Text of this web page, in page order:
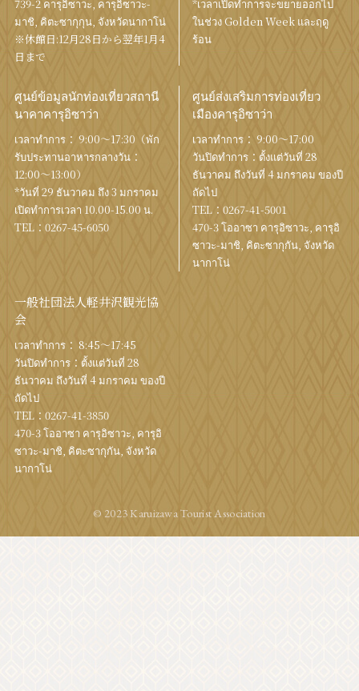
739-2 คารุอิซาวะ, คารุอิซาวะ-
มาชิ, คิตะซากุกุน, จังหวัดนากาโน่
※休館日:12月28日から翌年1月4
日まで
*เวลาเปิดทำการจะขยายออกไป
ในช่วง Golden Week และฤดู
ร้อน
ศูนย์ข้อมูลนักท่องเที่ยวสถานี
นาคาคารุอิซาว่า
เวลาทำการ： 9:00〜17:30（พัก
รับประทานอาหารกลางวัน：
12:00〜13:00）
*วันที่ 29 ธันวาคม ถึง 3 มกราคม
เปิดทำการเวลา 10.00-15.00 น.
TEL： 0267-45-6050
ศูนย์ส่งเสริมการท่องเที่ยว
เมืองคารุอิซาว่า
เวลาทำการ： 9:00〜17:00
วันปิดทำการ：ตั้งแต่วันที่ 28
ธันวาคม ถึงวันที่ 4 มกราคม ของปี
ถัดไป
TEL： 0267-41-5001
470-3 โออาซา คารุอิซาวะ, คารุอิ
ซาวะ-มาชิ, คิตะซากุกัน, จังหวัด
นากาโน่
一般社団法人軽井沢観光協
会
เวลาทำการ： 8:45～17:45
วันปิดทำการ：ตั้งแต่วันที่ 28
ธันวาคม ถึงวันที่ 4 มกราคม ของปี
ถัดไป
TEL： 0267-41-3850
470-3 โออาซา คารุอิซาวะ, คารุอิ
ซาวะ-มาชิ, คิตะซากุกัน, จังหวัด
นากาโน่
© 2023 Karuizawa Tourist Association